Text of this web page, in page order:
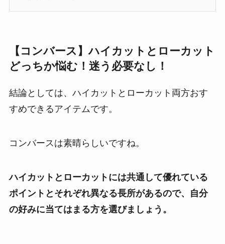
【コンバース】ハイカットとローカット
どっちか悩む！迷う必要なし！
結論としては、ハイカットとローカット両方おす
すめできるアイテムです。
コンバースは素晴らしいですね。
ハイカットとローカットには共通して優れている
ポイントとそれぞれ異なる長所があるので、自分
の好みに当てはまる方を選びましょう。